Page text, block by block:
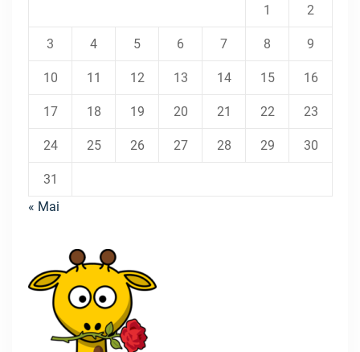
1 2
3 4 5 6 7 8 9
10 11 12 13 14 15 16
17 18 19 20 21 22 23
24 25 26 27 28 29 30
31
« Mai